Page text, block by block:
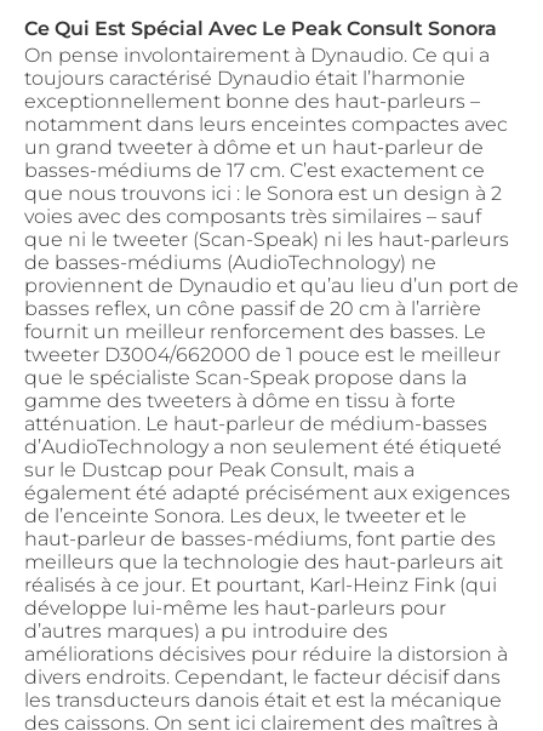
Ce Qui Est Spécial Avec Le Peak Consult Sonora
On pense involontairement à Dynaudio. Ce qui a
toujours caractérisé Dynaudio était l’harmonie
exceptionnellement bonne des haut-parleurs –
notamment dans leurs enceintes compactes avec
un grand tweeter à dôme et un haut-parleur de
basses-médiums de 17 cm. C’est exactement ce
que nous trouvons ici : le Sonora est un design à 2
voies avec des composants très similaires – sauf
que ni le tweeter (Scan-Speak) ni les haut-parleurs
de basses-médiums (AudioTechnology) ne
proviennent de Dynaudio et qu’au lieu d’un port de
basses reflex, un cône passif de 20 cm à l’arrière
fournit un meilleur renforcement des basses. Le
tweeter D3004/662000 de 1 pouce est le meilleur
que le spécialiste Scan-Speak propose dans la
gamme des tweeters à dôme en tissu à forte
atténuation. Le haut-parleur de médium-basses
d’AudioTechnology a non seulement été étiqueté
sur le Dustcap pour Peak Consult, mais a
également été adapté précisément aux exigences
de l’enceinte Sonora. Les deux, le tweeter et le
haut-parleur de basses-médiums, font partie des
meilleurs que la technologie des haut-parleurs ait
réalisés à ce jour. Et pourtant, Karl-Heinz Fink (qui
développe lui-même les haut-parleurs pour
d’autres marques) a pu introduire des
améliorations décisives pour réduire la distorsion à
divers endroits. Cependant, le facteur décisif dans
les transducteurs danois était et est la mécanique
des caissons. On sent ici clairement des maîtres à